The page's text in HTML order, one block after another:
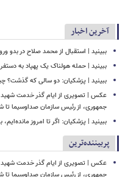
آخرین اخبار
ببینید | استقبال از محمد صلاح در بدو
ببینید | حمله هولناک یک پهپاد به
ببینید | پزشکیان: دو سالی که
عکس | تصویری از ایام گذر خدمت شهید
جمهوری، از رئیس سازمان صداوسیما تا
ببینید | پزشکیان: اگر تا امروز
پربیننده‌ترین
عکس | تصویری از ایام گذر خدمت شهید
جمهوری، از رئیس سازمان صداوسیما تا